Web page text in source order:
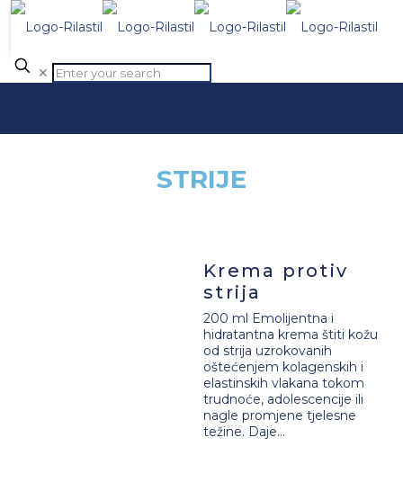
✕
STRIJE
Krema protiv
strija
200 ml Emolijentna i
hidratantna krema štiti kožu
od strija uzrokovanih
oštećenjem kolagenskih i
elastinskih vlakana tokom
trudnoće, adolescencije ili
nagle promjene tjelesne
težine. Daje...